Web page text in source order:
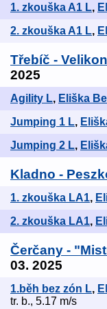
1. zkouška A1 L,
2. zkouška A1 L,
Třebíč -
2025
Agility L, Eliška
Jumping 1 L,
Jumping 2 L,
Kladno -
1. zkouška LA1,
2. zkouška LA1,
Čerčany -
03. 2025
1.běh bez zón L,
tr. b., 5.17 m/s